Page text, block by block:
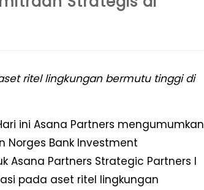
ritel lingkungan bermutu tinggi di
ini Asana Partners mengumumkan
Bank Investment
Asana Partners Strategic Partners I
pada aset ritel lingkungan